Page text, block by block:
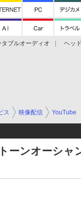
タブルオーディオ ヘッ
ス 映像配信 YouTube
ーンオーシ